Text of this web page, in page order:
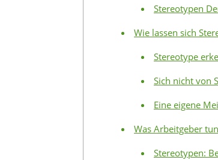
Stereotypen
Wie lassen sich
Stereotype
Sich nicht von
Eine eigene
Was Arbeitgeber
Stereotypen: